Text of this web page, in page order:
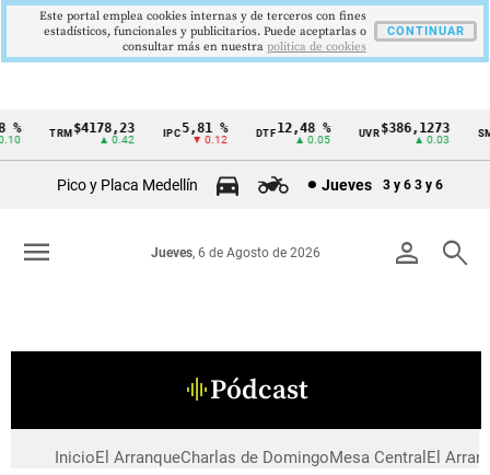
Cintillo
Colombia
TRM$4178,23
▲ 0.42
IPC5,81 %
▼ 0.12
DTF12,48 %
▲ 0.05
UVR$386,1273
▲ 0.03
Pico y Placa Medellín Jueves 3 y 6 3 y 6
person search
Jueves, 6 de Agosto de 2026
menu
graphic_eqPódcast
InicioEl ArranqueCharlas de DomingoMesa Central El
Este portal emplea cookies internas y de terceros con fines
estadísticos, funcionales y publicitarios. Puede aceptarlas o
consultar más en nuestra politica de cookies
CONTINUAR